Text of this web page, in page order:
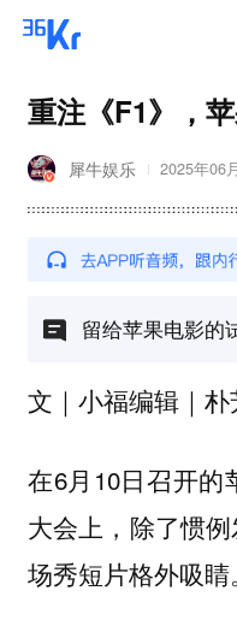
重注《F1》，
犀牛娱乐 2025年06
留给苹果电影的
文｜小福编辑｜朴
在6月10日召开的
大会上，除了惯
场秀短片格外吸睛。